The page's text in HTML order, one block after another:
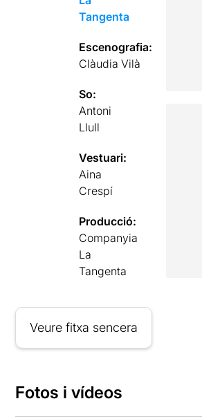
Tangenta
Escenografia:
Clàudia Vilà
So:
Antoni
Llull
Vestuari:
Aina
Crespí
Producció:
Companyia
La
Tangenta
Veure fitxa sencera
Fotos i vídeos